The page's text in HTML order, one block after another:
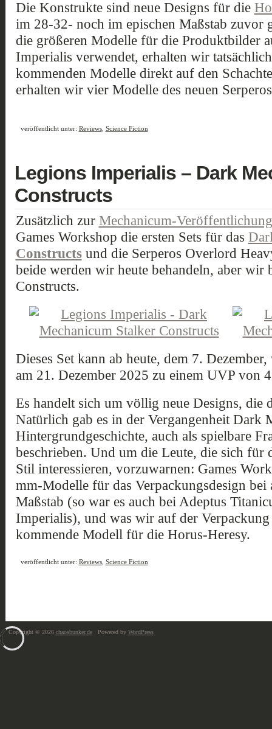
Die Konstrukte sind neue Designs für die
im 28-32- noch im epischen Maßstab zuvor
die größeren Modelle für die Produktbilder
Imperialis verwendet, erhalten wir
kommenden Modelle direkt auf den
erhalten wir vier Modelle des neuen
veröffentlicht unter: Reviews, Science Fiction
Legions Imperialis – Dark
Constructs
Zusätzlich zur Mechanicum-
Games Workshop die ersten Sets für das
Constructsund die Serperos Overlord
beide werden wir heute behandeln, aber wir
Constructs.
Dieses Set kann ab heute, dem 7.
am 21. Dezember 2025 zu einem UVP von
Es handelt sich um völlig neue Designs, die
Natürlich gab es in der Vergangenheit Dark
Hintergrundgeschichte, auch als spielbare
beschrieben. Und um die Leute, die sich für
Stil interessieren, vorzuwarnen: Games
mm-Modelle für das Verpackungsdesign
Maßstab (so war es auch bei Adeptus
Imperialis), und was wir auf der
kommende Modell für die Horus-Heresy.
veröffentlicht unter: Reviews, Science Fiction
Copyright © 2026 chaosbunker.de· Powered by WordPress